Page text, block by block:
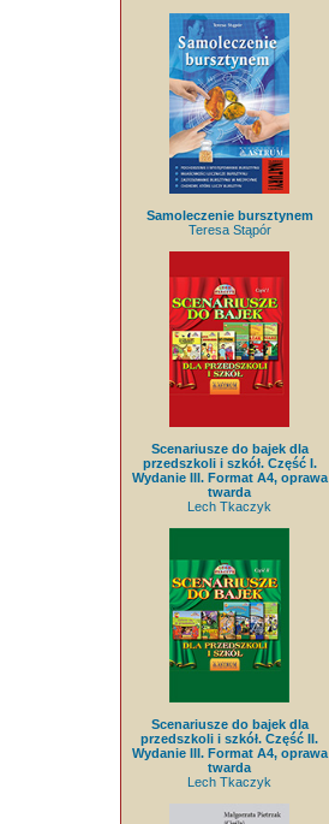
Samoleczenie bursztynem
Teresa Stąpór
Scenariusze do bajek dla
przedszkoli i szkół. Część I.
Wydanie III. Format A4, oprawa
twarda
Lech Tkaczyk
Scenariusze do bajek dla
przedszkoli i szkół. Część II.
Wydanie III. Format A4, oprawa
twarda
Lech Tkaczyk